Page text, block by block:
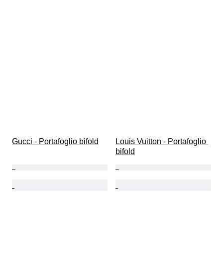
Gucci - Portafoglio bifold
Louis Vuitton - Portafoglio
bifold